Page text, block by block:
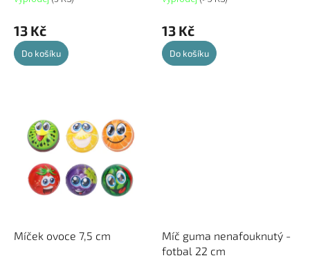
13 Kč
Do košíku
13 Kč
Do košíku
Míček ovoce 7,5 cm
Míč guma nenafouknutý -
fotbal 22 cm